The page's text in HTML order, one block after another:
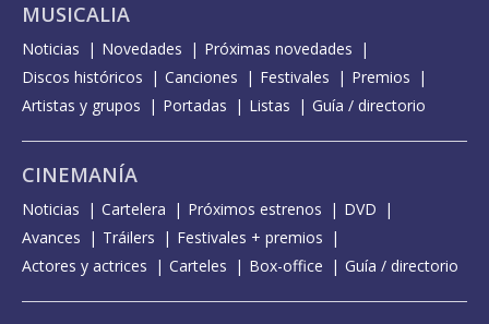
MUSICALIA
Noticias Novedades
Próximas novedades
Discos históricos
Canciones Festivales
Premios
Artistas y grupos
Portadas Listas Guía / directorio
CINEMANÍA
Noticias Cartelera Próximos estrenos
DVD
Avances
Tráilers
Festivales + premios
Actores y actrices
Carteles Box-office Guía / directorio